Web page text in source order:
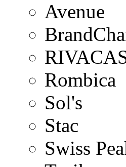
Avenue
Rombica
Sol's
Stac
Swiss